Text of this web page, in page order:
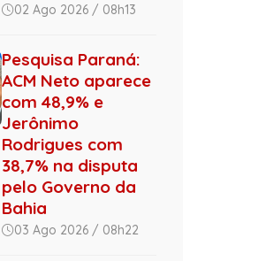
02 Ago 2026 / 08h13
Pesquisa Paraná:
ACM Neto aparece
com 48,9% e
Jerônimo
Rodrigues com
38,7% na disputa
pelo Governo da
Bahia
03 Ago 2026 / 08h22